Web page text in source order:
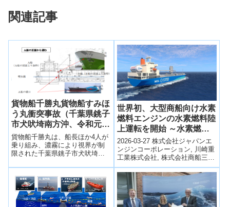
関連記事
貨物船千勝丸貨物船すみほ
う丸衝突事故（千葉県銚子
市犬吠埼南方沖、令和元年
5月26日発生）
貨物船千勝丸は、船長ほか4人が
乗り組み、濃霧により視界が制
限された千葉県銚子市犬吠埼南
南西進中、貨物船すみほう丸
は、船長ほか3人が乗り組み、宮
城県仙台塩釜港に向けて北東進
中、令和元年5月26日02時09分ご
ろ両船が衝突した。
世界初、大型商船向け水素
燃料エンジンの水素燃料陸
上運転を開始 ～水素燃料
多目的船の実船実証に向け
プロジェクトが本格加速～
2026-03-27 株式会社ジャパンエ
ンジンコーポレーション, 川崎重
工業株式会社, 株式会社商船三
井, 商船三井ドライバルク株式会
社,尾道造船株式会社, 日...